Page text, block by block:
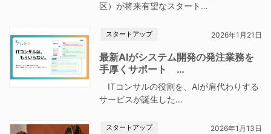
区）が将来有望なスタート…
スタートアップ 2026年1月21日
最新AIがシステム開発の発注業務を
手厚くサポート …
ITコンサルの役割を、AIが肩代わりする
サービスが誕生した…
スタートアップ 2026年1月13日